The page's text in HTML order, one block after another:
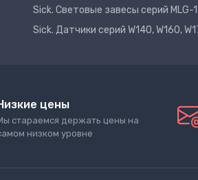
Sick. Световые завесы серий MLG-1
Sick. Датчики серий W140, W160,
цены
стараемся держать цены на
низком уровне